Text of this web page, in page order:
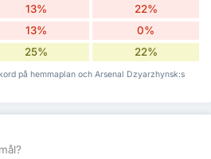
13% 22%
13% 0%
25% 22%
på hemmaplan och Arsenal Dzyarzhynsk:s